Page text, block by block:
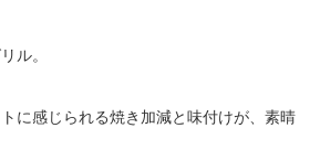
ル。
に感じられる焼き加減と味付けが、素晴